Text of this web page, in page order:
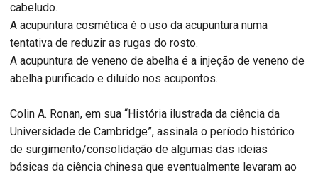
cabeludo.
A acupuntura cosmética é o uso da acupuntura numa
tentativa de reduzir as rugas do rosto.
A acupuntura de veneno de abelha é a injeção de veneno de
abelha purificado e diluído nos acupontos.
Colin A. Ronan, em sua “História ilustrada da ciência da
Universidade de Cambridge”, assinala o período histórico
de surgimento/consolidação de algumas das ideias
básicas da ciência chinesa que eventualmente levaram ao